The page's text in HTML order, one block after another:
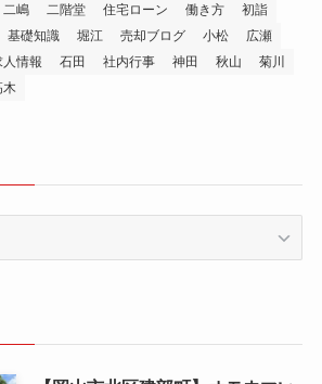
二嶋 二階堂 住宅ローン 働き方
初詣
基礎知識 堀江 売却ブログ 小松
広瀬
人情報 石田 社内行事 神田 秋山
菊川
木